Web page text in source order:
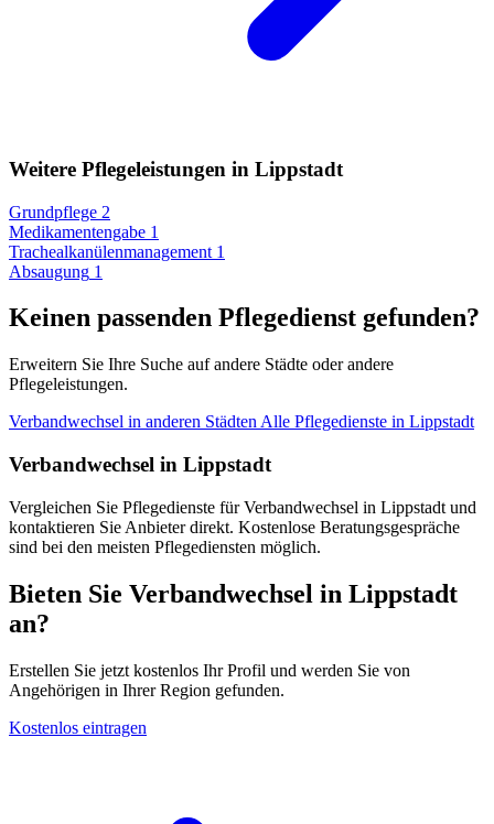
Weitere Pflegeleistungen in Lippstadt
Grundpflege 2
Medikamentengabe 1
Trachealkanülenmanagement 1
Absaugung 1
Keinen passenden Pflegedienst gefunden?
Erweitern Sie Ihre Suche auf andere Städte oder andere
Pflegeleistungen.
Verbandwechsel in anderen Städten Alle Pflegedienste in Lippstadt
Verbandwechsel in Lippstadt
Vergleichen Sie Pflegedienste für Verbandwechsel in Lippstadt und
kontaktieren Sie Anbieter direkt. Kostenlose Beratungsgespräche
sind bei den meisten Pflegediensten möglich.
Bieten Sie Verbandwechsel in Lippstadt
an?
Erstellen Sie jetzt kostenlos Ihr Profil und werden Sie von
Angehörigen in Ihrer Region gefunden.
Kostenlos eintragen